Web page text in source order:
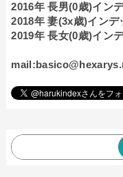
2016年 長男(0歳)イン
2018年 妻(3x歳)イン
2019年 長女(0歳)イン